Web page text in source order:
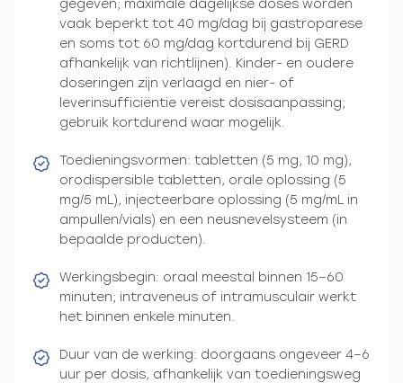
gegeven; maximale dagelijkse doses worden
vaak beperkt tot 40 mg/dag bij gastroparese
en soms tot 60 mg/dag kortdurend bij GERD
afhankelijk van richtlijnen). Kinder- en oudere
doseringen zijn verlaagd en nier- of
leverinsufficiëntie vereist dosisaanpassing;
gebruik kortdurend waar mogelijk.
Toedieningsvormen: tabletten (5 mg, 10 mg),
orodispersible tabletten, orale oplossing (5
mg/5 mL), injecteerbare oplossing (5 mg/mL in
ampullen/vials) en een neusnevelsysteem (in
bepaalde producten).
Werkingsbegin: oraal meestal binnen 15–60
minuten; intraveneus of intramusculair werkt
het binnen enkele minuten.
Duur van de werking: doorgaans ongeveer 4–6
uur per dosis, afhankelijk van toedieningsweg